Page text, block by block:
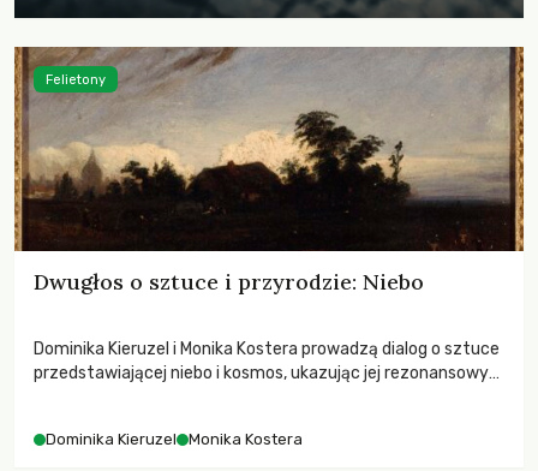
Dwugłos o sztuce i przyrodzie: Niebo
Dominika Kieruzel i Monika Kostera prowadzą dialog o sztuce
przedstawiającej niebo i kosmos, ukazując jej rezonansowy
Dominika Kieruzel Monika Kostera
Felietony